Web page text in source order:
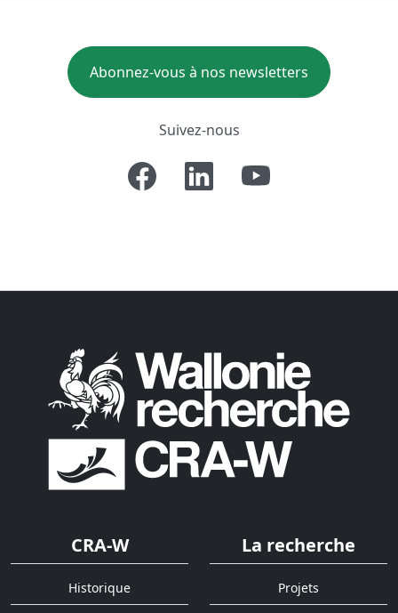
Abonnez-vous à nos newsletters
Suivez-nous
CRA-W
Historique
La recherche
Projets